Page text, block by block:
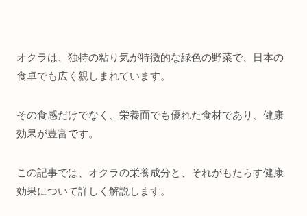
オクラは、独特の粘り気が特徴的な緑色の野菜で、日本の
食卓でも広く親しまれています。
その食感だけでなく、栄養面でも優れた食材であり、健康
効果が豊富です。
この記事では、オクラの栄養成分と、それがもたらす健康
効果について詳しく解説します。